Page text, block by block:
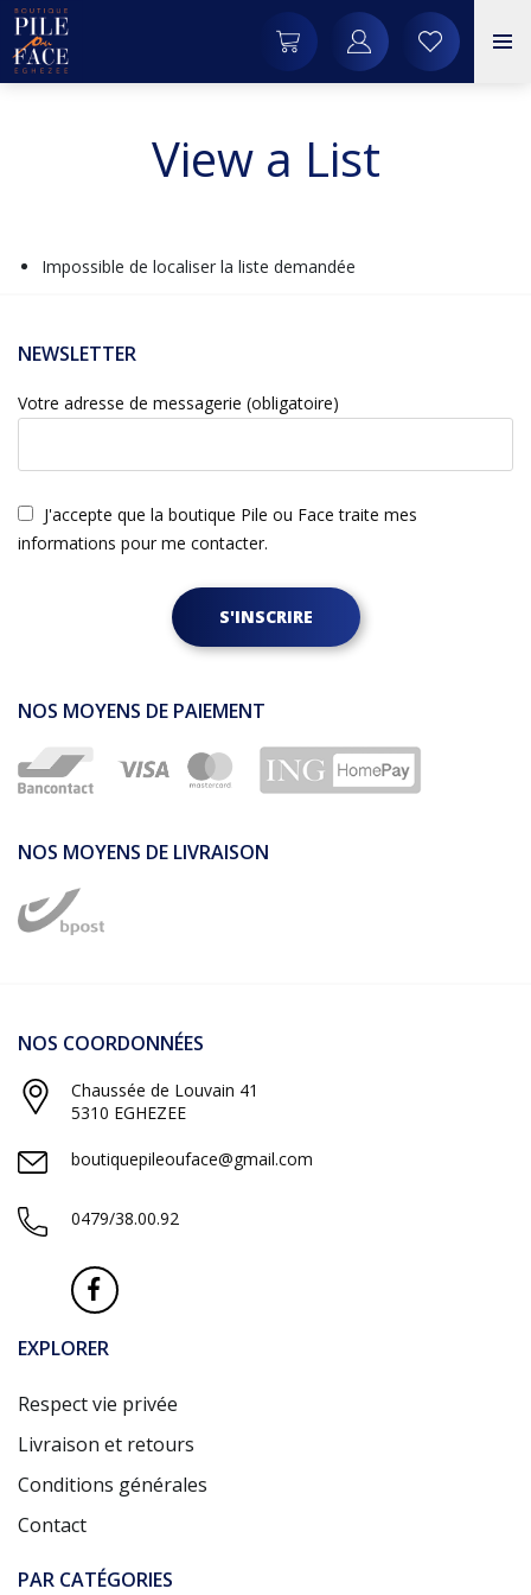
View a List
Impossible de localiser la liste demandée
NEWSLETTER
Votre adresse de messagerie (obligatoire)
J'accepte que la boutique Pile ou Face traite mes
informations pour me contacter.
S'INSCRIRE
NOS MOYENS DE PAIEMENT
NOS MOYENS DE LIVRAISON
NOS COORDONNÉES
Chaussée de Louvain 41
5310 EGHEZEE
boutiquepileouface@gmail.com
0479/38.00.92
EXPLORER
Respect vie privée
Livraison et retours
Conditions générales
Contact
PAR CATÉGORIES